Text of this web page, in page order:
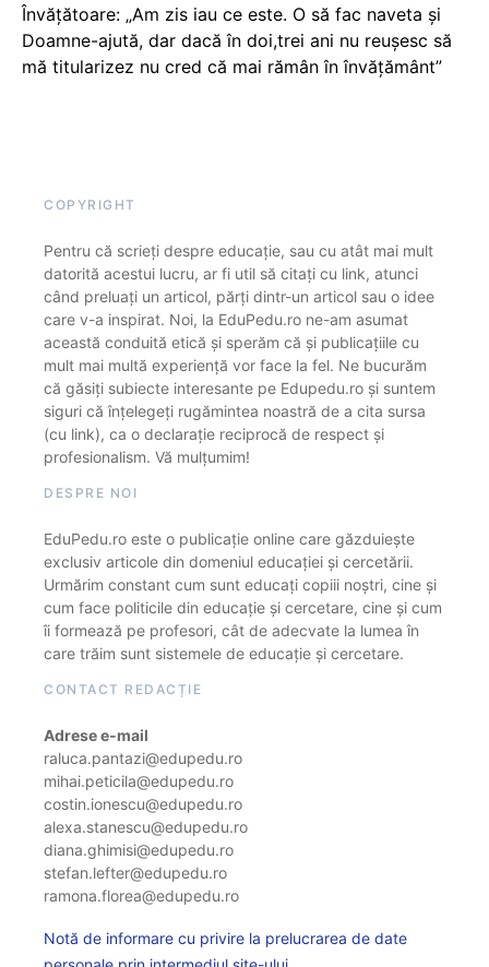
Învățătoare: „Am zis iau ce este. O să fac naveta și
Doamne-ajută, dar dacă în doi,trei ani nu reușesc să
mă titularizez nu cred că mai rămân în învățământ”
COPYRIGHT
Pentru că scrieți despre educație, sau cu atât mai mult
datorită acestui lucru, ar fi util să citați cu link, atunci
când preluați un articol, părți dintr-un articol sau o idee
care v-a inspirat. Noi, la EduPedu.ro ne-am asumat
această conduită etică și sperăm că și publicațiile cu
mult mai multă experiență vor face la fel. Ne bucurăm
că găsiți subiecte interesante pe Edupedu.ro și suntem
siguri că înțelegeți rugămintea noastră de a cita sursa
(cu link), ca o declarație reciprocă de respect și
profesionalism. Vă mulțumim!
DESPRE NOI
EduPedu.ro este o publicație online care găzduiește
exclusiv articole din domeniul educației și cercetării.
Urmărim constant cum sunt educați copiii noștri, cine și
cum face politicile din educație și cercetare, cine și cum
îi formează pe profesori, cât de adecvate la lumea în
care trăim sunt sistemele de educație și cercetare.
CONTACT REDACȚIE
Adrese e-mail
raluca.pantazi@edupedu.ro
mihai.peticila@edupedu.ro
costin.ionescu@edupedu.ro
alexa.stanescu@edupedu.ro
diana.ghimisi@edupedu.ro
stefan.lefter@edupedu.ro
ramona.florea@edupedu.ro
Notă de informare cu privire la prelucrarea de date